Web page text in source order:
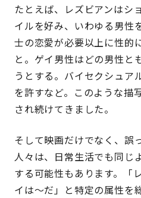
たとえば、レズビアンはシ
イルを好み、いわゆる男性
士の恋愛が必要以上に性的
と。ゲイ男性はどの男性と
うとする。バイセクシュア
を許すなど。このような描
され続けてきました。
そして映画だけでなく、誤
人々は、日常生活でも同じ
する可能性もあります。「
イは〜だ」と特定の属性を